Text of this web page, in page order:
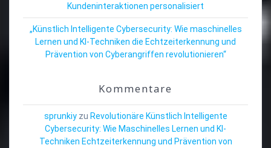
Kundeninteraktionen personalisiert
„Künstlich Intelligente Cybersecurity: Wie maschinelles
Lernen und KI-Techniken die Echtzeiterkennung und
Prävention von Cyberangriffen revolutionieren“
Kommentare
sprunkiyzu Revolutionäre Künstlich Intelligente
Cybersecurity: Wie Maschinelles Lernen und KI-
Techniken Echtzeiterkennung und Prävention von